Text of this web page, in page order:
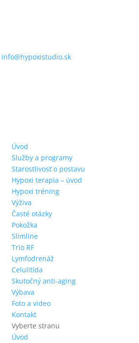
info@hypoxistudio.sk
Úvod
Služby a programy
Starostlivosť o postavu
Hypoxi terapia – úvod
Hypoxi tréning
Výživa
Časté otázky
Pokožka
Slimline
Trio RF
Lymfodrenáž
Celulitída
Skutočný anti-aging
Výbava
Foto a video
Kontakt
Vyberte stranu
Úvod